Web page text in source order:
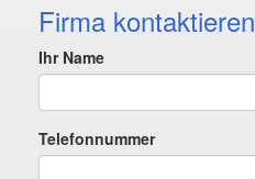
Firma kontaktieren
Ihr Name
Telefonnummer